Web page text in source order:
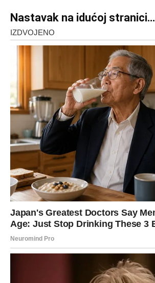
Nastavak na idućoj stranici…